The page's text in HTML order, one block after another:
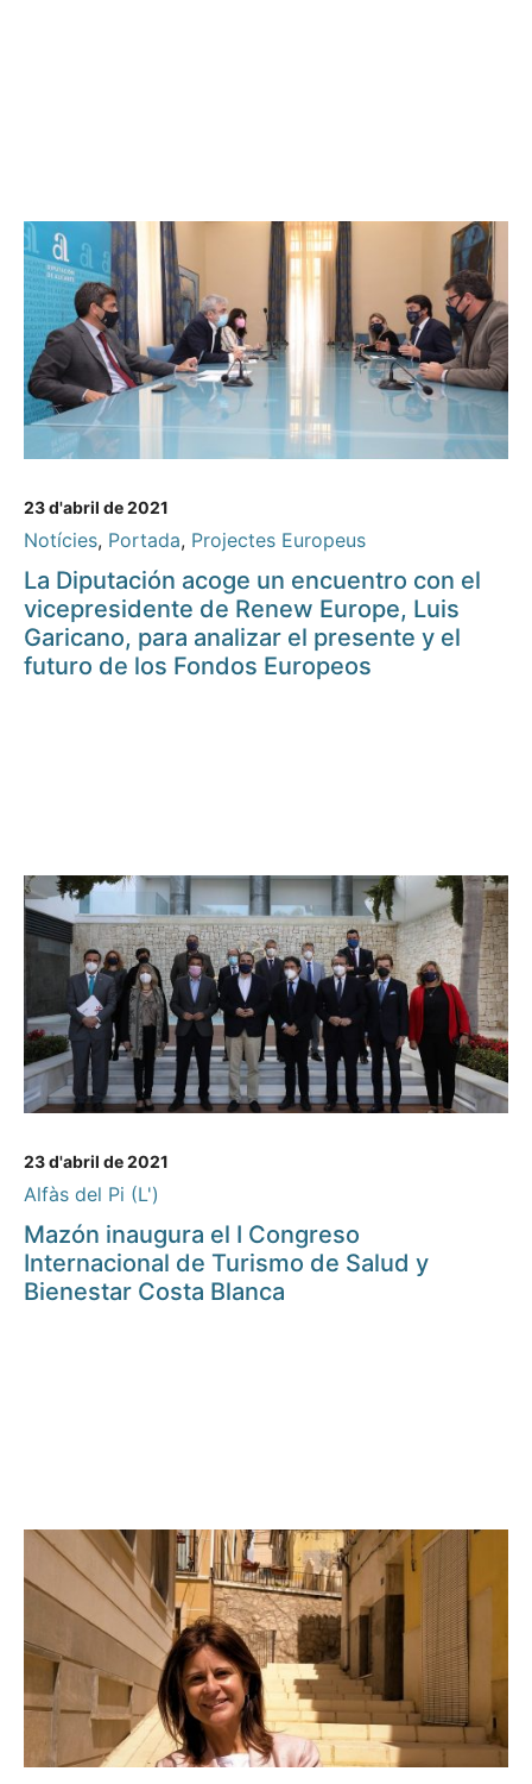
23 d'abril de 2021
Notícies, Portada, Projectes Europeus
La Diputación acoge un encuentro con el
vicepresidente de Renew Europe, Luis
Garicano, para analizar el presente y el
futuro de los Fondos Europeos
23 d'abril de 2021
Alfàs del Pi (L')
Mazón inaugura el I Congreso
Internacional de Turismo de Salud y
Bienestar Costa Blanca